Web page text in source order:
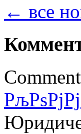
← все